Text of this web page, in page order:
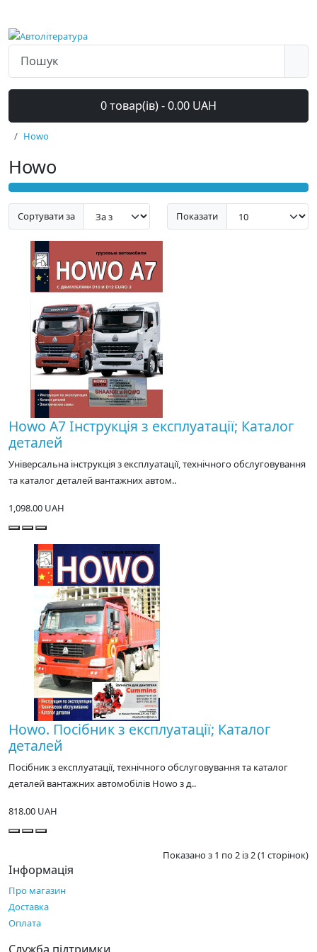
0 товар(ів) - 0.00 UAH
Howo
Howo
Сортувати за Показати
Howo A7 Інструкція з експлуатації; Каталог
деталей
Універсальна інструкція з експлуатації, технічного обслуговування
та каталог деталей вантажних автом..
1,098.00 UAH
Howo. Посібник з експлуатації; Каталог
деталей
Посібник з експлуатації, технічного обслуговування та каталог
деталей вантажних автомобілів Howo з д..
818.00 UAH
Показано з 1 по 2 із 2 (1 сторінок)
Інформація
Про магазин
Доставка
Оплата